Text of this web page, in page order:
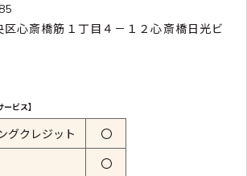
心斎橋筋１丁目４－１２心斎橋日光ビ
ビス】
グクレジット 〇
〇